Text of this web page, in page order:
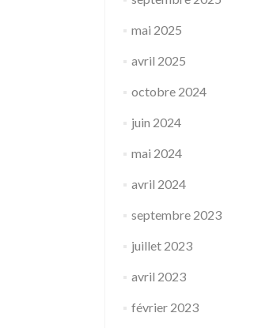
mai 2025
avril 2025
octobre 2024
juin 2024
mai 2024
avril 2024
septembre 2023
juillet 2023
avril 2023
février 2023